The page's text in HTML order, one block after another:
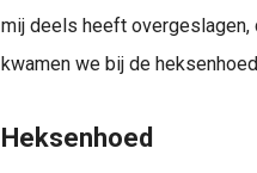
mij deels heeft
kwamen we bij de
Heksenhoed